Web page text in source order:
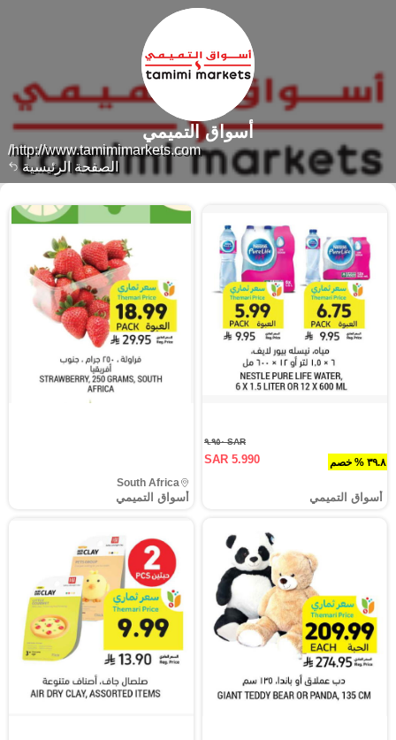
الصفحة الرئيسية
http://www.tamimimarkets.com/
أسواق التميمي
٣٩.٨ % خصم
SAR ٩.٩٥٠
SAR 5.990
أسواق التميمي أسواق التميمي
South Africa